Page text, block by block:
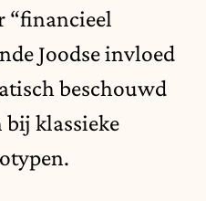
“financieel
Joodse invloed
beschouwd
klassieke